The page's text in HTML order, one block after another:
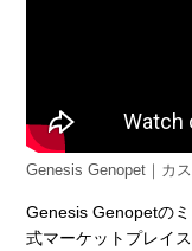
Genesis Genopet｜カ
Genesis Genopetの
式マーケットプレイ